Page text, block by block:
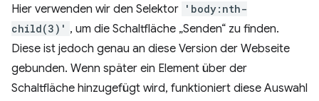
Hier verwenden wir den Selektor 'body:nth-
child(3)' , um die Schaltfläche „Senden“ zu finden.
Diese ist jedoch genau an diese Version der Webseite
gebunden. Wenn später ein Element über der
Schaltfläche hinzugefügt wird, funktioniert diese Auswahl